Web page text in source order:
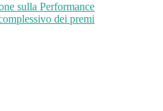
sulla Performance
dei premi